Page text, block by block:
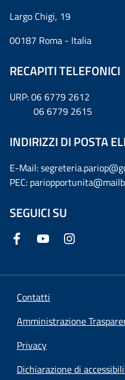
Largo Chigi, 19
00187 Roma - Italia
RECAPITI TELEFONICI
URP: 06 6779 2612
06 6779 2615
INDIRIZZI DI POSTA
E-Mail:
PEC:
SEGUICI SU
Contatti
Amministrazione
Privacy
Dichiarazione di